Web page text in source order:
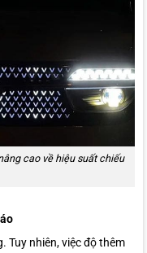
cao về hiệu suất chiếu
Tuy nhiên, việc độ thêm